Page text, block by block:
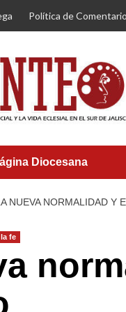
Política de
Diocesana
NUEVA NORMALIDAD Y
fe